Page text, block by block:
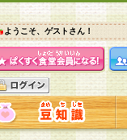
ようこそ、ゲストさん！